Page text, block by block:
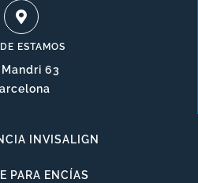
ESTAMOS
63
INVISALIGN
PARA ENCÍAS